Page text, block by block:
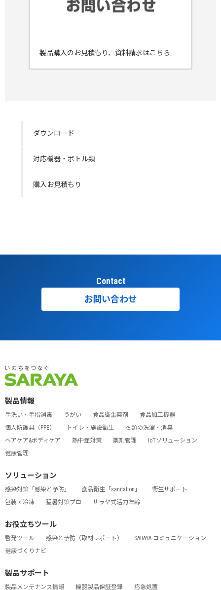
製品購入のお見積もり、資料請求はこちら
ダウンロード
対応機器・ボトル類
購入お見積もり
Contact
お問い合わせ
製品情報
手洗い・手指消毒 うがい 食品衛生薬剤
食品加工機器
個人防護具（PPE）
トイレ・施設衛生
衣類の洗濯・消臭
ヘアケア&ボディケア
熱中症対策 薬剤管理
IoTソリューション
健康管理
ソリューション
感染対策「感染と予防」 食品衛生「sanitation」
衛生サポート
包装 × 冷凍
猛暑対策プロ サラヤ式活力年齢
お役立ちツール
啓発ツール 感染と予防（取材レポート）
SARAYA コミュニケーション
健康づくりナビ
製品サポート
製品メンテナンス情報 機器製品保証登録 応急処置